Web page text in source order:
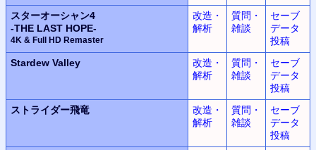
スターオーシャン4
-THE LAST HOPE-
4K & Full HD Remaster
改造・
解析
質問・
雑談
セーブ
データ
投稿
Stardew Valley
改造・
解析
質問・
雑談
セーブ
データ
投稿
ストライダー飛竜
改造・
解析
質問・
雑談
セーブ
データ
投稿